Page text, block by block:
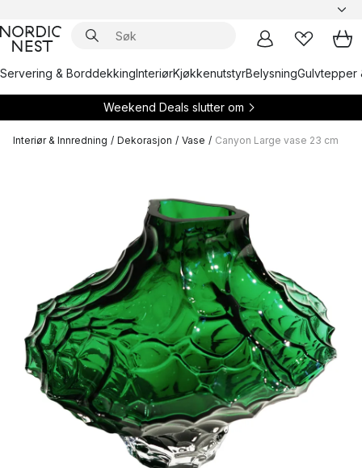
Servering & BorddekkingInteriørKjøkkenutstyrBelysningGulvtepper
Weekend Deals slutter om
Interiør & Innredning / Dekorasjon / Vase / Canyon Large vase 23 cm